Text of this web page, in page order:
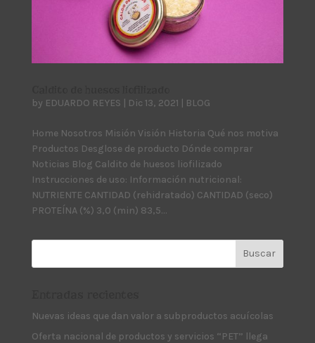
by EDUARDO REYES Dic 13, 2021 BLOG
Home Nosotros Misión Visión Historia Qué nos motiva
Productos Desglose de producto Dónde comprar
Noticias Blog Caldito de huesos liofilizado
Instrucciones de uso: Información nutricional:
NUTRIENTE CANTIDAD (rehidratado) CANTIDAD (seco)
PROTEÍNA (%) 3,0 (min) 83,5...
Nuevas ideas que dan valor a subproductos acuícolas
Oferta nacional de productos y servicios “PET” llega